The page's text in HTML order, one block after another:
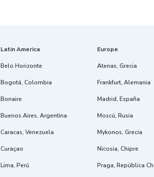
Latin America
Belo Horizonte
Bogotá, Colombia
Bonaire
Buenos Aires, Argentina
Caracas, Venezuela
Curaçao
Lima, Perú
Europe
Atenas, Grecia
Frankfurt, Alemania
Madrid, España
Moscú, Rusia
Mykonos, Grecia
Nicosia, Chipre
Praga, República